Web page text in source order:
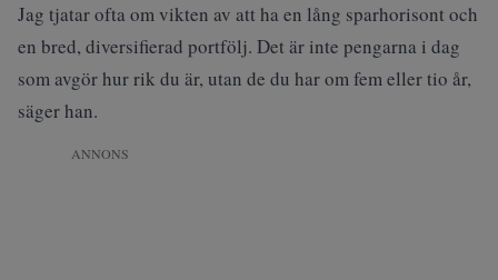
Jag tjatar ofta om vikten av att ha en lång sparhorisont och
en bred, diversifierad portfölj. Det är inte pengarna i dag
som avgör hur rik du är, utan de du har om fem eller tio år,
säger han.
ANNONS